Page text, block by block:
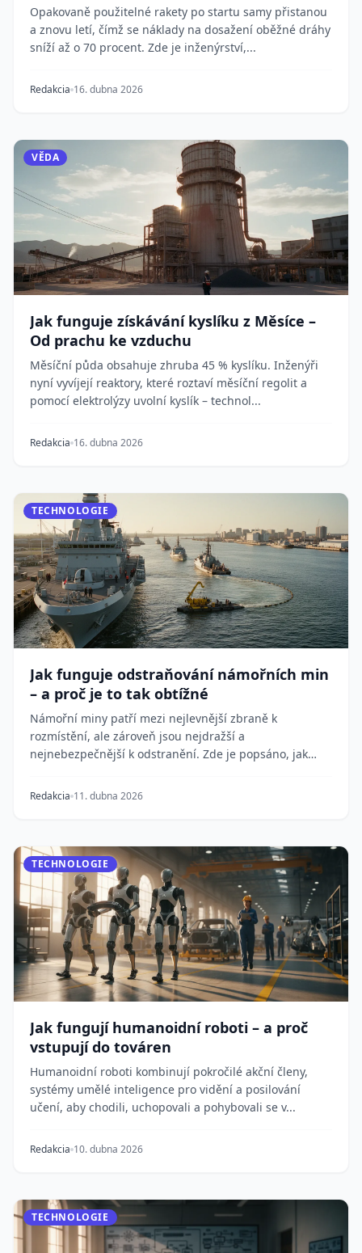
Opakovaně použitelné rakety po startu samy přistanou
a znovu letí, čímž se náklady na dosažení oběžné dráhy
sníží až o 70 procent. Zde je inženýrství,...
Redakcia 16. dubna 2026
VĚDA
Jak funguje získávání kyslíku z Měsíce –
Od prachu ke vzduchu
Měsíční půda obsahuje zhruba 45 % kyslíku. Inženýři
nyní vyvíjejí reaktory, které roztaví měsíční regolit a
pomocí elektrolýzy uvolní kyslík – technol...
Redakcia 16. dubna 2026
TECHNOLOGIE
Jak funguje odstraňování námořních min
– a proč je to tak obtížné
Námořní miny patří mezi nejlevnější zbraně k
rozmístění, ale zároveň jsou nejdražší a
nejnebezpečnější k odstranění. Zde je popsáno, jak
Redakcia 11. dubna 2026
TECHNOLOGIE
Jak fungují humanoidní roboti – a proč
vstupují do továren
Humanoidní roboti kombinují pokročilé akční členy,
systémy umělé inteligence pro vidění a posilování
učení, aby chodili, uchopovali a pohybovali se v...
Redakcia 10. dubna 2026
TECHNOLOGIE